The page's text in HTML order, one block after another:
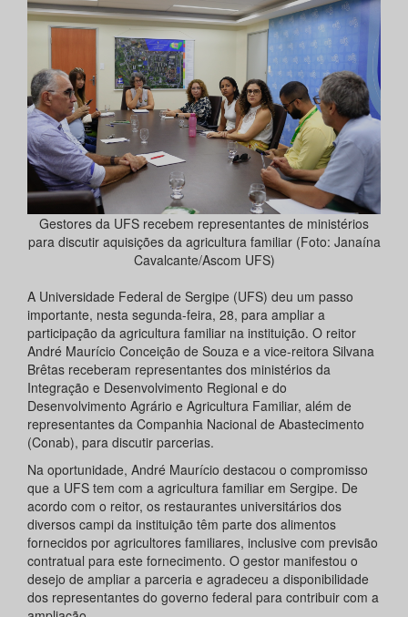
Gestores da UFS recebem representantes de ministérios
para discutir aquisições da agricultura familiar (Foto: Janaína
Cavalcante/Ascom UFS)
A Universidade Federal de Sergipe (UFS) deu um passo
importante, nesta segunda-feira, 28, para ampliar a
participação da agricultura familiar na instituição. O reitor
André Maurício Conceição de Souza e a vice-reitora Silvana
Brêtas receberam representantes dos ministérios da
Integração e Desenvolvimento Regional e do
Desenvolvimento Agrário e Agricultura Familiar, além de
representantes da Companhia Nacional de Abastecimento
(Conab), para discutir parcerias.
Na oportunidade, André Maurício destacou o compromisso
que a UFS tem com a agricultura familiar em Sergipe. De
acordo com o reitor, os restaurantes universitários dos
diversos campi da instituição têm parte dos alimentos
fornecidos por agricultores familiares, inclusive com previsão
contratual para este fornecimento. O gestor manifestou o
desejo de ampliar a parceria e agradeceu a disponibilidade
dos representantes do governo federal para contribuir com a